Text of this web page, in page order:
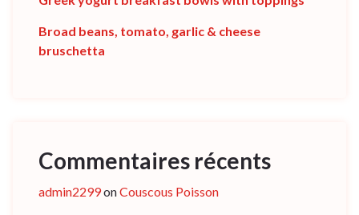
Broad beans, tomato, garlic & cheese
bruschetta
Commentaires récents
admin2299onCouscous Poisson